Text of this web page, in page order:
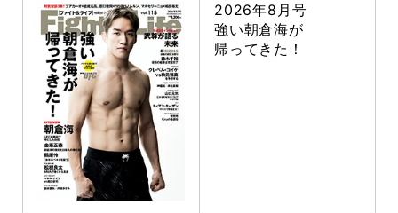
2026年8月号
強い朝倉海が
帰ってきた！